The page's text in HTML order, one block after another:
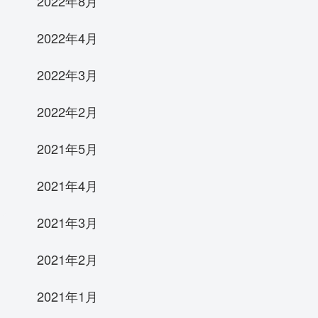
2022年4月
2022年3月
2022年2月
2021年5月
2021年4月
2021年3月
2021年2月
2021年1月